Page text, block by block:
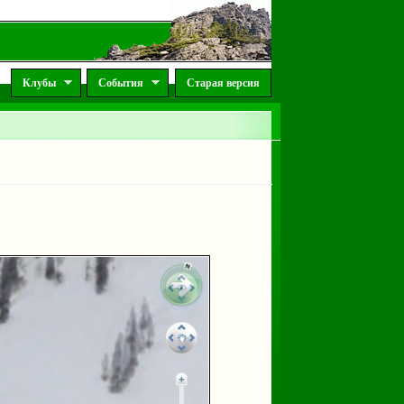
Клубы События Старая версия